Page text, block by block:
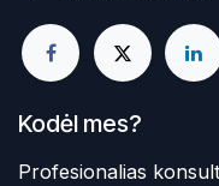
Kodėl mes?
Profesionalias